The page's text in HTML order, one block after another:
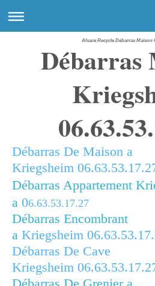
Alsace Recycle Débarras Maison
Débarras
Débarras De Maison a
Kriegsheim
Débarras Appartement
a 06.63.53.17.27
Débarras Encombrant
a Kriegsheim
Débarras De Cave
Kriegsheim